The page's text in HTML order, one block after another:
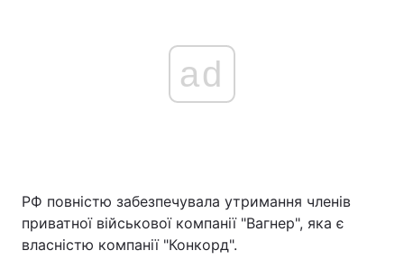
ad
РФ повністю забезпечувала утримання членів
приватної військової компанії "Вагнер", яка є
власністю компанії "Конкорд".